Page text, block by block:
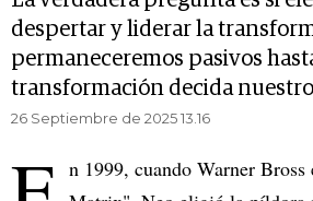
despertar y liderar la
permaneceremos pasivos
transformación decida
26 Septiembre de 2025 13.16
n 1999, cuando Warner Bross